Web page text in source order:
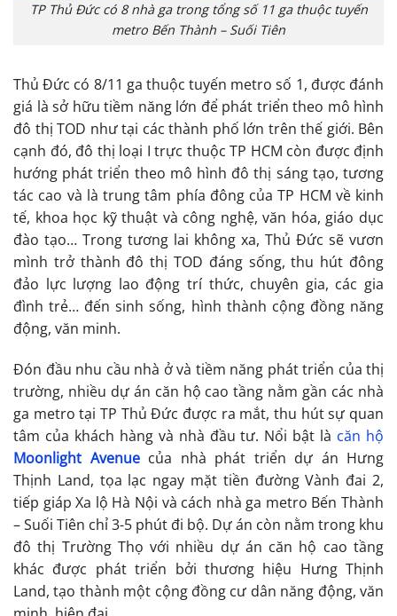
TP Thủ Đức có 8 nhà ga trong tổng số 11 ga thuộc tuyến
metro Bến Thành – Suối Tiên
Thủ Đức có 8/11 ga thuộc tuyến metro số 1, được đánh
giá là sở hữu tiềm năng lớn để phát triển theo mô hình
đô thị TOD như tại các thành phố lớn trên thế giới. Bên
cạnh đó, đô thị loại I trực thuộc TP HCM còn được định
hướng phát triển theo mô hình đô thị sáng tạo, tương
tác cao và là trung tâm phía đông của TP HCM về kinh
tế, khoa học kỹ thuật và công nghệ, văn hóa, giáo dục
đào tạo… Trong tương lai không xa, Thủ Đức sẽ vươn
mình trở thành đô thị TOD đáng sống, thu hút đông
đảo lực lượng lao động trí thức, chuyên gia, các gia
đình trẻ… đến sinh sống, hình thành cộng đồng năng
động, văn minh.
Đón đầu nhu cầu nhà ở và tiềm năng phát triển của thị
trường, nhiều dự án căn hộ cao tầng nằm gần các nhà
ga metro tại TP Thủ Đức được ra mắt, thu hút sự quan
tâm của khách hàng và nhà đầu tư. Nổi bật là căn hộ
Moonlight Avenuecủa nhà phát triển dự án Hưng
Thịnh Land, tọa lạc ngay mặt tiền đường Vành đai 2,
tiếp giáp Xa lộ Hà Nội và cách nhà ga metro Bến Thành
– Suối Tiên chỉ 3-5 phút đi bộ. Dự án còn nằm trong khu
đô thị Trường Thọ với nhiều dự án căn hộ cao tầng
khác được phát triển bởi thương hiệu Hưng Thịnh
Land, tạo thành một cộng đồng cư dân năng động, văn